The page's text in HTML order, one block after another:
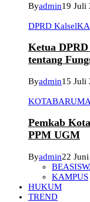
Byadmin19 Juli
DPRD Kalsel
Ketua
tentang
Byadmin15 Juli
KOTABARU
Pemkab
PPM UGM
Byadmin22
KAMPUS
HUKUM
TREND